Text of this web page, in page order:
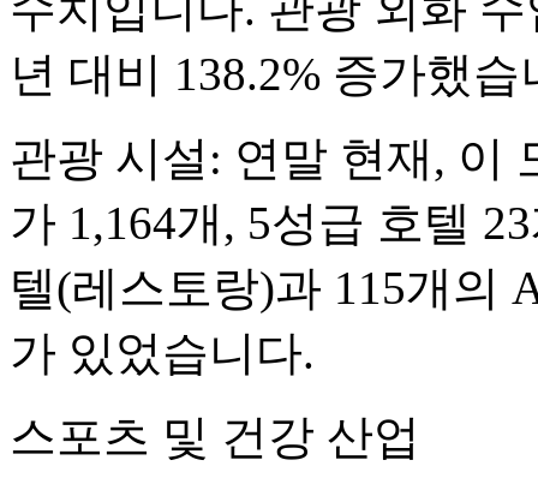
년 대비 138.2% 증가했습
관광 시설: 연말 현재, 이
가 1,164개, 5성급 호텔
텔(레스토랑)과 115개의
가 있었습니다.
스포츠 및 건강 산업